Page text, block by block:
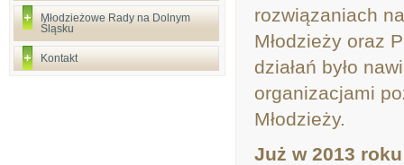
Młodzieżowe Rady na Dolnym
Śląsku
Kontakt
rozwiązaniach
Młodzieży oraz
działań było
organizacjami
Młodzieży.
Już w 2013